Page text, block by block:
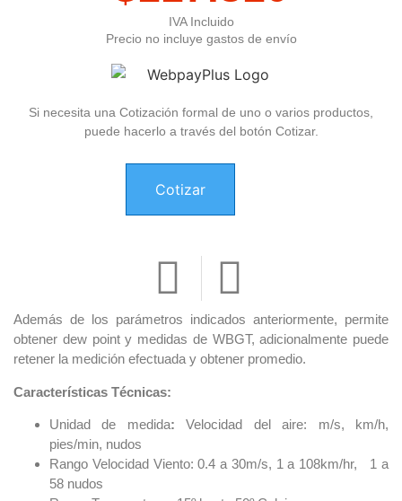
IVA Incluido
Precio no incluye gastos de envío
Si necesita una Cotización formal de uno o varios productos,
puede hacerlo a través del botón Cotizar.
Cotizar
Además de los parámetros indicados anteriormente, permite
obtener dew point y medidas de WBGT, adicionalmente puede
retener la medición efectuada y obtener promedio.
Características Técnicas:
Unidad de medida: Velocidad del aire: m/s, km/h,
pies/min, nudos
Rango Velocidad Viento: 0.4 a 30m/s, 1 a 108km/hr, 1 a
58 nudos